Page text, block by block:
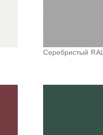
Серебристый